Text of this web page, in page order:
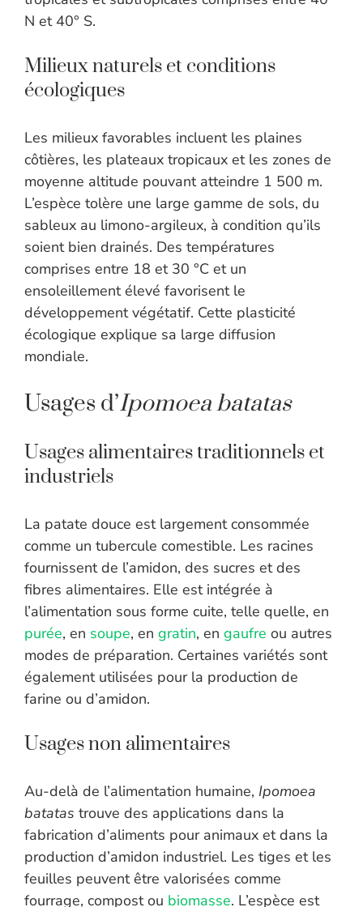
N et 40° S.
Milieux naturels et conditions
écologiques
Les milieux favorables incluent les plaines
côtières, les plateaux tropicaux et les zones de
moyenne altitude pouvant atteindre 1 500 m.
L’espèce tolère une large gamme de sols, du
sableux au limono-argileux, à condition qu’ils
soient bien drainés. Des températures
comprises entre 18 et 30 °C et un
ensoleillement élevé favorisent le
développement végétatif. Cette plasticité
écologique explique sa large diffusion
mondiale.
Usages d’Ipomoea batatas
Usages alimentaires traditionnels et
industriels
La patate douce est largement consommée
comme un tubercule comestible. Les racines
fournissent de l’amidon, des sucres et des
fibres alimentaires. Elle est intégrée à
l’alimentation sous forme cuite, telle quelle, en
purée, en soupe, en gratin, en gaufre ou autres
modes de préparation. Certaines variétés sont
également utilisées pour la production de
farine ou d’amidon.
Usages non alimentaires
Au-delà de l’alimentation humaine, Ipomoea
batatas trouve des applications dans la
fabrication d’aliments pour animaux et dans la
production d’amidon industriel. Les tiges et les
feuilles peuvent être valorisées comme
fourrage, compost ou biomasse. L’espèce est